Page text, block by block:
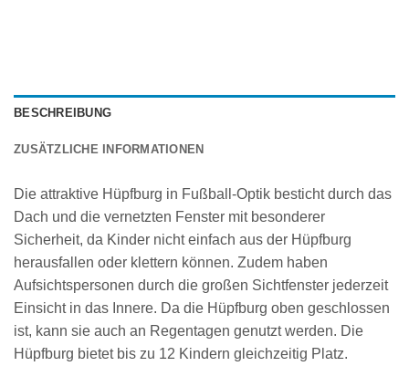
BESCHREIBUNG
ZUSÄTZLICHE INFORMATIONEN
Die attraktive Hüpfburg in Fußball-Optik besticht durch das
Dach und die vernetzten Fenster mit besonderer
Sicherheit, da Kinder nicht einfach aus der Hüpfburg
herausfallen oder klettern können. Zudem haben
Aufsichtspersonen durch die großen Sichtfenster jederzeit
Einsicht in das Innere. Da die Hüpfburg oben geschlossen
ist, kann sie auch an Regentagen genutzt werden. Die
Hüpfburg bietet bis zu 12 Kindern gleichzeitig Platz.